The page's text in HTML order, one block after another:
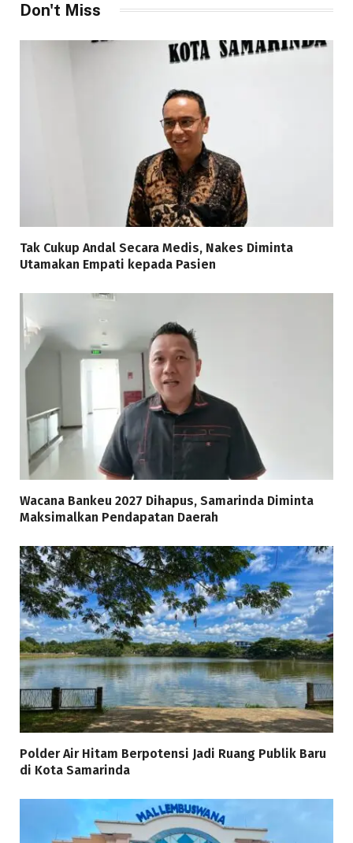
Don't Miss
Tak Cukup Andal Secara Medis, Nakes Diminta
Utamakan Empati kepada Pasien
Wacana Bankeu 2027 Dihapus, Samarinda Diminta
Maksimalkan Pendapatan Daerah
Polder Air Hitam Berpotensi Jadi Ruang Publik Baru
di Kota Samarinda